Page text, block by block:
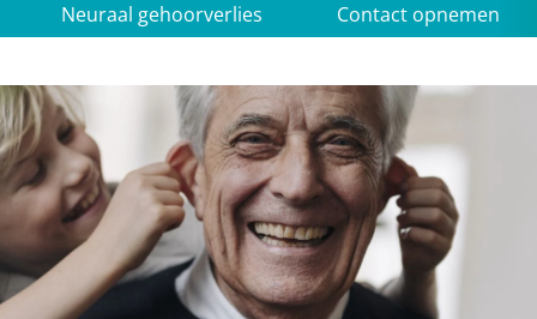
Neuraal gehoorverlies Contact opnemen